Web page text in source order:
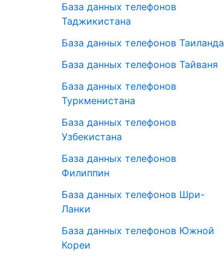
База данных телефонов
Таджикистана
База данных телефонов Таиланда
База данных телефонов Тайваня
База данных телефонов
Туркменистана
База данных телефонов
Узбекистана
База данных телефонов
Филиппин
База данных телефонов Шри-
Ланки
База данных телефонов Южной
Кореи